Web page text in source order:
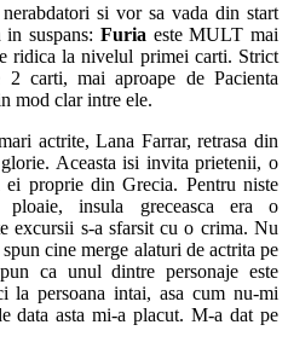
si vor sa vada din start
suspans: Furia este MULT mai
ridica la nivelul primei carti. Strict
carti, mai aproape de Pacienta
mod clar intre ele.
actrite, Lana Farrar, retrasa din
Aceasta isi invita prietenii, o
ei proprie din Grecia. Pentru niste
insula greceasca era o
excursii s-a sfarsit cu o crima. Nu
cine merge alaturi de actrita pe
ca unul dintre personaje este
la persoana intai, asa cum nu-mi
data asta mi-a placut. M-a dat pe